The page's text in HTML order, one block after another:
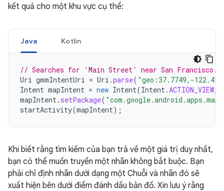
kết quả cho một khu vực cụ thể:
Java Kotlin
// Searches for 'Main Street' near San Francisco.
Uri gmmIntentUri = Uri .parse( "geo:37.7749,-
Intent mapIntent = new Intent(Intent.ACTION_VIEW,
mapIntent. setPackage(
startActivity(mapIntent);
Khi biết rằng tìm kiếm của bạn trả về một giá trị duy nhất,
bạn có thể muốn truyền một nhãn không bắt buộc. Bạn
phải chỉ định nhãn dưới dạng một Chuỗi và nhãn đó sẽ
xuất hiện bên dưới điểm đánh dấu bản đồ. Xin lưu ý rằng